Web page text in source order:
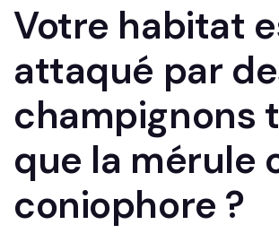
Votre habitat
attaqué par
champignons
que la mérule
coniophore ?